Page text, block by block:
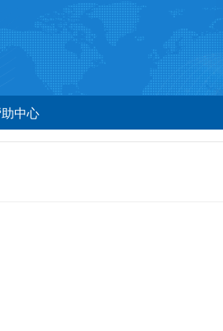
中心